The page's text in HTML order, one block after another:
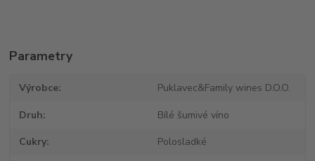
Parametry
Výrobce Puklavec&Family wines D.O.O.
Druh Bílé šumivé víno
Cukry Polosladké